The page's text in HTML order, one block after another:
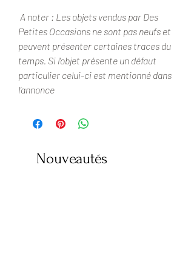
A noter : Les objets vendus par Des
Petites Occasions ne sont pas neufs et
peuvent présenter certaines traces du
temps. Si l'objet présente un défaut
particulier celui-ci est mentionné dans
l’annonce
Nouveautés